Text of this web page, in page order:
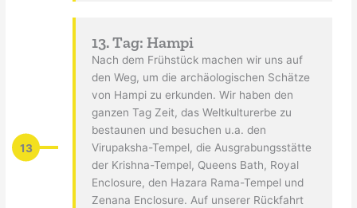
13
13. Tag: Hampi
Nach dem Frühstück machen wir uns auf
den Weg, um die archäologischen Schätze
von Hampi zu erkunden. Wir haben den
ganzen Tag Zeit, das Weltkulturerbe zu
bestaunen und besuchen u.a. den
Virupaksha-Tempel, die Ausgrabungsstätte
der Krishna-Tempel, Queens Bath, Royal
Enclosure, den Hazara Rama-Tempel und
Zenana Enclosure. Auf unserer Rückfahrt